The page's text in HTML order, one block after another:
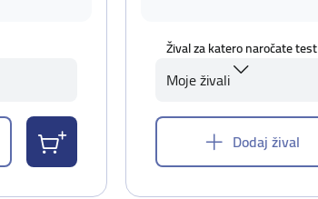
Žival za katero naročate test
Moje živali
Dodaj žival